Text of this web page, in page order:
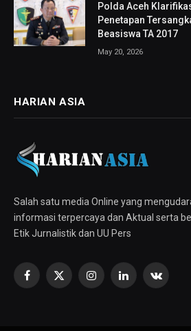
Polda Aceh
Penetapan
Beasiswa TA 2017
May 20, 2026
HARIAN ASIA
Salah satu media Online yang
informasi terpercaya dan Aktual serta
Etik Jurnalistik dan UU Pers
Facebook
X
InstagramLinkedIn